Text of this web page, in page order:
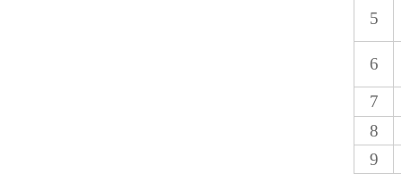
5
6
7
8
9